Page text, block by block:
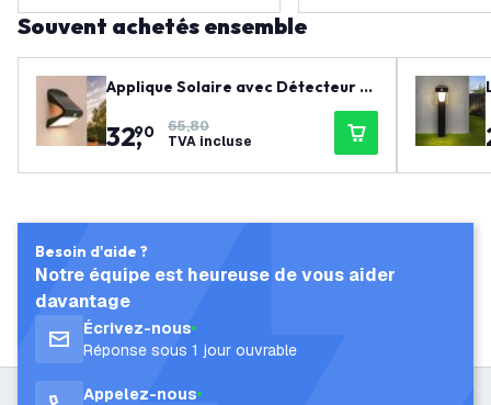
Souvent achetés ensemble
Applique Solaire avec Détecteur d
e Mouvement - Noir - 8W - 3000K
32,
90
65,80
TVA incluse
Besoin d'aide ?
Notre équipe est heureuse de vous aider
davantage
Écrivez-nous
Réponse sous 1 jour ouvrable
Appelez-nous